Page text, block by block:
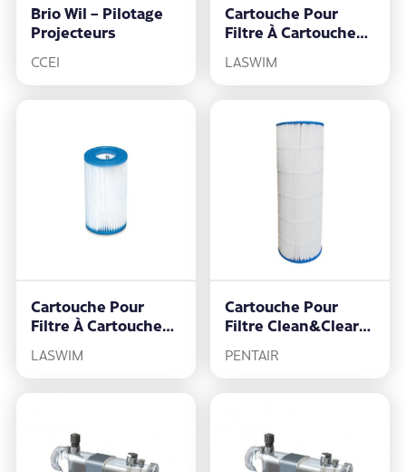
Brio Wil – Pilotage
Projecteurs
CCEI
Cartouche Pour
Filtre À Cartouche
LASWIM
Cartouche Pour
Filtre À Cartouche
LASWIM
Cartouche Pour
Filtre Clean&Clear
PENTAIR